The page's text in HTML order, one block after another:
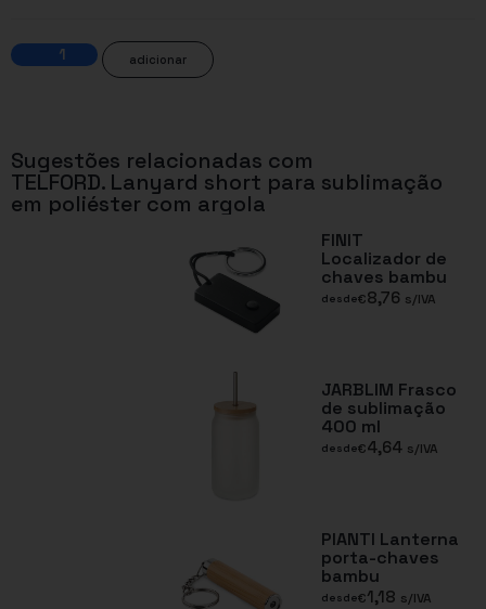
adicionar
Sugestões relacionadas com
TELFORD. Lanyard short para sublimação
em poliéster com argola
FINIT
Localizador de
chaves bambu
desde€8,76 s/IVA
JARBLIM Frasco
de sublimação
400 ml
desde€4,64 s/IVA
PIANTI Lanterna
porta-chaves
bambu
desde€1,18 s/IVA